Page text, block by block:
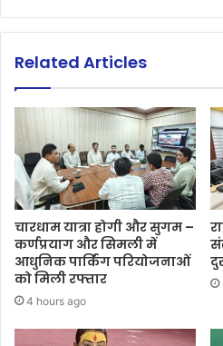
Related Articles
चारधाम यात्रा होगी और सुगम –
कर्णप्रयाग और सिमली में
आधुनिक पार्किंग परियोजनाओं
को मिली रफ्तार
4 hours ago